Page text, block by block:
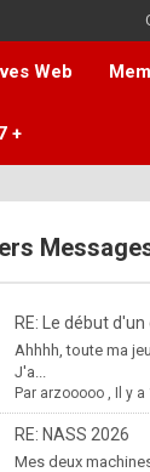
Web
+
RE: Le début d'un
Ahhhh, toute ma
J'a...
Par arzooooo, Il y
RE: NASS 2026
Mes deux